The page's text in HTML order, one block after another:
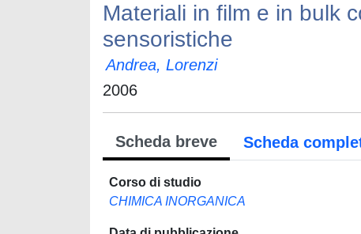
Materiali in film e in bulk
sensoristiche
Andrea, Lorenzi
2006
Scheda breve Scheda
Corso di studio
CHIMICA INORGANICA